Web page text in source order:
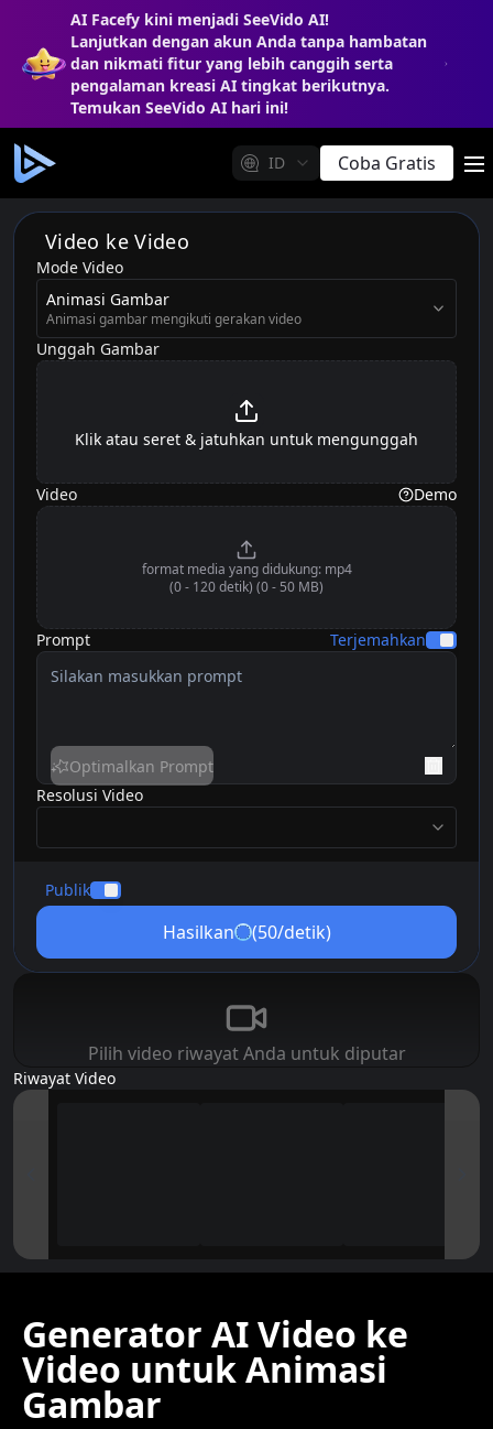
AI Facefy kini menjadi SeeVido AI!
Lanjutkan dengan akun Anda tanpa hambatan
dan nikmati fitur yang lebih canggih serta
pengalaman kreasi AI tingkat berikutnya.
Temukan SeeVido AI hari ini!
ID Coba Gratis
Video ke Video
Mode Video
videoMode
Animasi Gambar
Animasi gambar mengikuti gerakan video
Unggah Gambar
Klik atau seret & jatuhkan untuk mengunggah
Video Demo
format media yang didukung: mp4
(0 - 120 detik) (0 - 50 MB)
Prompt Terjemahkan
Optimalkan Prompt
Resolusi Video
resolution
Publik
Hasilkan (50/detik)
Pilih video riwayat Anda untuk diputar
Riwayat Video
Generator AI Video ke
Video untuk Animasi
Gambar